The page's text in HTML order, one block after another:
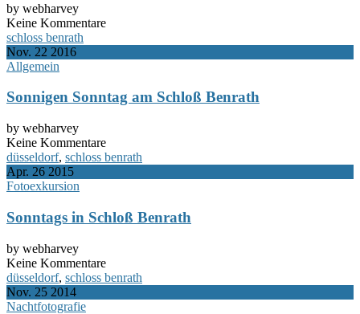
by webharvey
Keine Kommentare
schloss benrath
Nov. 22 2016
Allgemein
Sonnigen Sonntag am Schloß Benrath
by webharvey
Keine Kommentare
düsseldorf, schloss benrath
Apr. 26 2015
Fotoexkursion
Sonntags in Schloß Benrath
by webharvey
Keine Kommentare
düsseldorf, schloss benrath
Nov. 25 2014
Nachtfotografie